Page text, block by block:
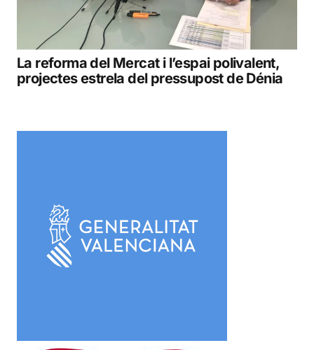
La reforma del Mercat i l’espai polivalent,
projectes estrela del pressupost de Dénia